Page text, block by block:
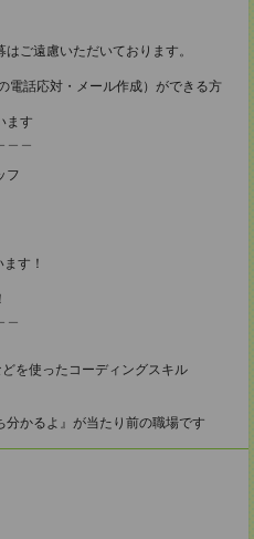
ご遠慮いただいております。
電話応対・メール作成）ができる方
ます
フ
す！
を使ったコーディングスキル
かるよ』が当たり前の職場です